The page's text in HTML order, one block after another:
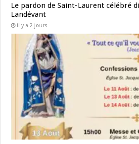
Le pardon de Saint-Laurent célébré
Landévant
il y a 2 jours